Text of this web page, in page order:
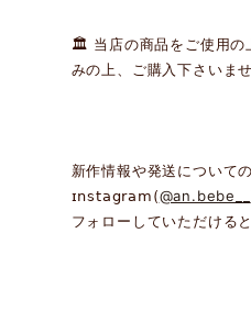
🏛 当店の商品をご使用の
みの上、ご購入下さいま
新作情報や発送について
ɪ𝗇𝗌𝗍𝖺𝗀𝗋𝖺𝗆(@an.bebe__
フォローしていただける